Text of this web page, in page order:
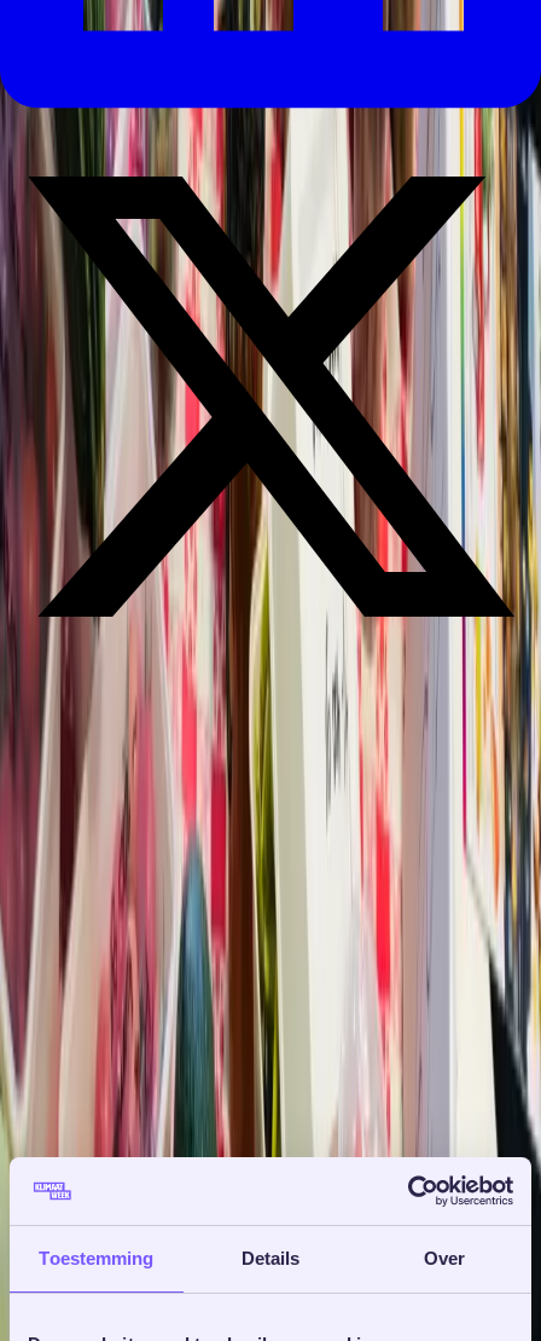
Toestemming Details Over
Oogstmarkt
Praktische informatie